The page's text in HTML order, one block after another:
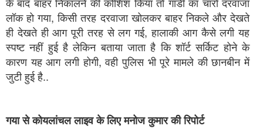
लॉक हो गया, किसी तरह दरवाजा खोलकर बाहर निकले और देखते
ही देखते ही आग पूरी तरह से लग गई, हालाकी आग कैसे लगी यह
स्पष्ट नहीं हुई है लेकिन बताया जाता है कि शॉर्ट सर्किट होने के
कारण यह आग लगी होगी, वही पुलिस भी पूरे मामले की छानबीन में
जुटी हुई है..
गया से कोयलांचल लाइव के लिए मनोज कुमार की रिपोर्ट